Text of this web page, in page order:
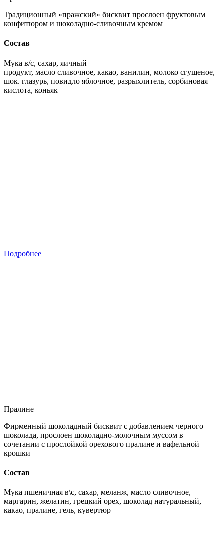
Традиционный «пражский» бисквит прослоен фруктовым
конфитюром и шоколадно-сливочным кремом
Состав
Мука в/с, сахар, яичный
продукт, масло сливочное, какао, ванилин, молоко сгущеное,
шок. глазурь, повидло яблочное, разрыхлитель, сорбиновая
кислота, коньяк
Подробнее
Пралине
Фирменный шоколадный бисквит с добавлением черного
шоколада, прослоен шоколадно-молочным муссом в
сочетании с прослойкой орехового пралине и вафельной
крошки
Состав
Мука пшеничная в\с, сахар, меланж, масло сливочное,
маргарин, желатин, грецкий орех, шоколад натуральный,
какао, пралине, гель, кувертюр